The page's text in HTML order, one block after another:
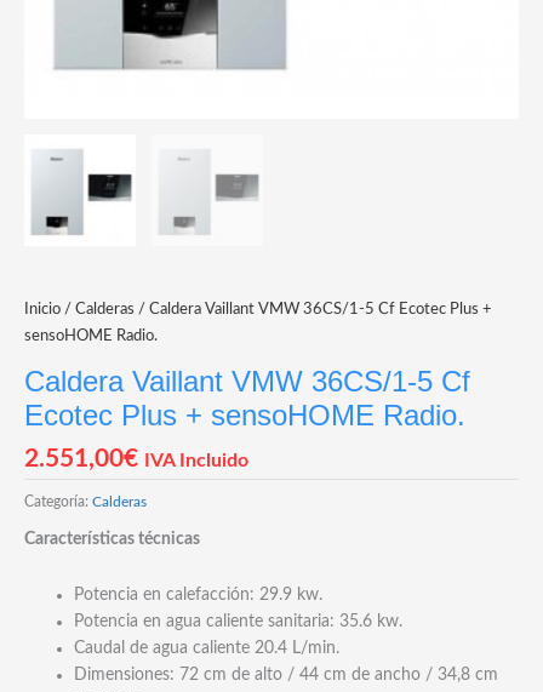
Inicio / Calderas / Caldera Vaillant VMW 36CS/1-5 Cf Ecotec Plus +
sensoHOME Radio.
Caldera Vaillant VMW 36CS/1-5 Cf
Ecotec Plus + sensoHOME Radio.
2.551,00€ IVA Incluido
Categoría: Calderas
Características técnicas
Potencia en calefacción: 29.9 kw.
Potencia en agua caliente sanitaria: 35.6 kw.
Caudal de agua caliente 20.4 L/min.
Dimensiones: 72 cm de alto / 44 cm de ancho / 34,8 cm